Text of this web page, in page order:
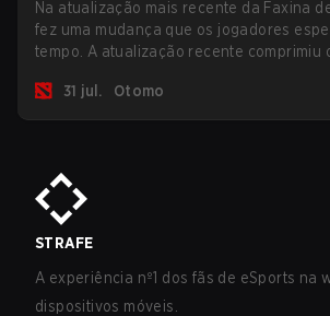
Na atualização mais recente da Faxina
fez uma mudança que os jogadores
tempo. A atualização recente comprimiu
31 jul.
Otomo
STRAFE
A experiência nº1 dos fãs de eSports na
dispositivos móveis.